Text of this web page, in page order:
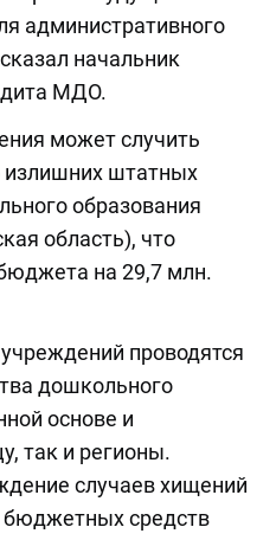
административного
начальник
МДО.
может случить
излишних штатных
образования
область), что
на 29,7 млн.
проводятся
дошкольного
основе и
так и регионы.
случаев хищений
бюджетных средств